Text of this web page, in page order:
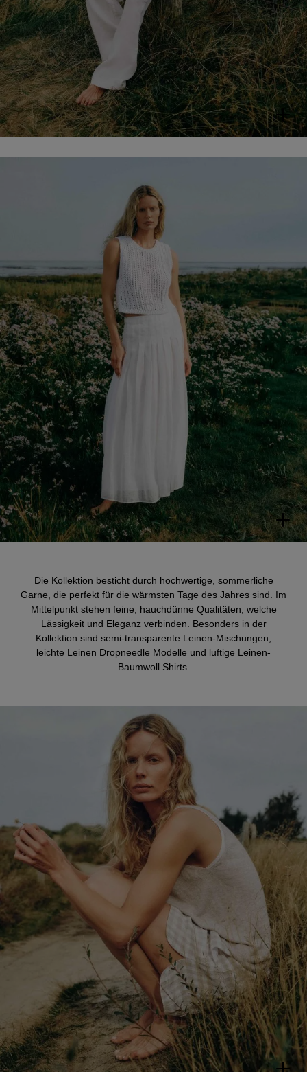
Die Kollektion besticht durch hochwertige, sommerliche
Garne, die perfekt für die wärmsten Tage des Jahres sind. Im
Mittelpunkt stehen feine, hauchdünne Qualitäten, welche
Lässigkeit und Eleganz verbinden. Besonders in der
Kollektion sind semi-transparente Leinen-Mischungen,
leichte Leinen Dropneedle Modelle und luftige Leinen-
Baumwoll Shirts.